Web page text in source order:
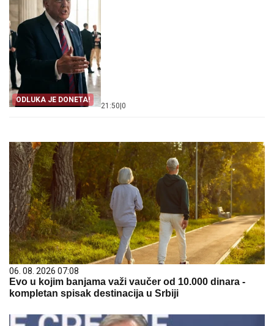
ODLUKA JE DONETA!
21:50 0
06. 08. 2026 07:08
Evo u kojim banjama važi vaučer od 10.000 dinara -
kompletan spisak destinacija u Srbiji